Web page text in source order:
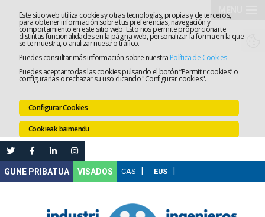
Este sitio web utiliza cookies y otras tecnologías, propias y de terceros,
para obtener información sobre tus preferencias, navegación y
comportamiento en este sitio web. Esto nos permite proporcionarte
distintas funcionalidades en la página web, personalizar la forma en la que
se te muestra, o analizar nuestro tráfico.
Puedes consultar más información sobre nuestra Política de Cookies
Puedes aceptar todas las cookies pulsando el botón “Permitir cookies” o
configurarlas o rechazar su uso clicando "Configurar cookies".
Configurar Cookies
Cookieak baimendu
VISADOS
Elkargoa
Lanaren